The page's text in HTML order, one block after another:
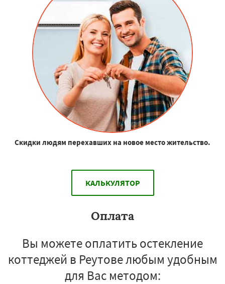
Скидки людям перехавших на новое место жительство.
КАЛЬКУЛЯТОР
Оплата
Вы можете оплатить остекление
коттеджей в Реутове любым удобным
для Вас методом: